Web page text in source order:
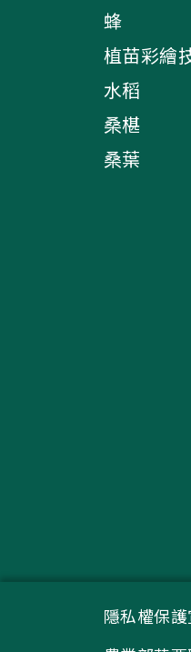
蜂
植苗彩繪
水稻
桑椹
桑葉
隱私權保